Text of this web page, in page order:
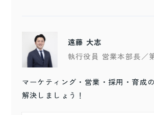
遠藤 大志
執行役員 営業本部長／
マーケティング・営業・採用・育成
解決しましょう！